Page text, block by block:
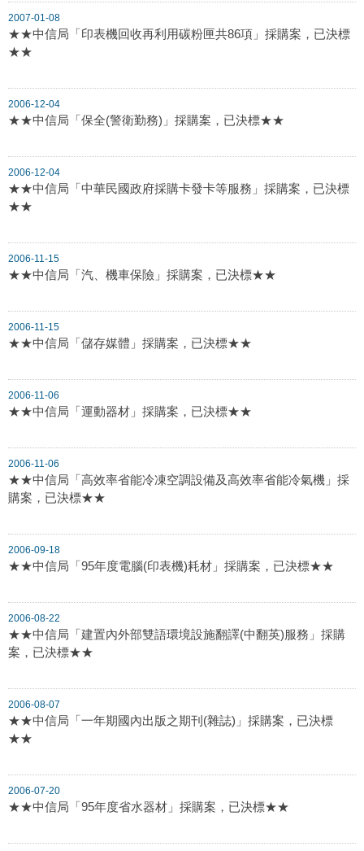
2007-01-08
★★中信局「印表機回收再利用碳粉匣共86項」採購案，已決標
★★
2006-12-04
★★中信局「保全(警衛勤務)」採購案，已決標★★
2006-12-04
★★中信局「中華民國政府採購卡發卡等服務」採購案，已決標
★★
2006-11-15
★★中信局「汽、機車保險」採購案，已決標★★
2006-11-15
★★中信局「儲存媒體」採購案，已決標★★
2006-11-06
★★中信局「運動器材」採購案，已決標★★
2006-11-06
★★中信局「高效率省能冷凍空調設備及高效率省能冷氣機」採
購案，已決標★★
2006-09-18
★★中信局「95年度電腦(印表機)耗材」採購案，已決標★★
2006-08-22
★★中信局「建置內外部雙語環境設施翻譯(中翻英)服務」採購
案，已決標★★
2006-08-07
★★中信局「一年期國內出版之期刊(雜誌)」採購案，已決標
★★
2006-07-20
★★中信局「95年度省水器材」採購案，已決標★★